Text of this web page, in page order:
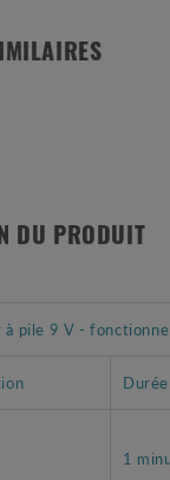
DU PRODUIT
à pile 9 V -
Durée
1